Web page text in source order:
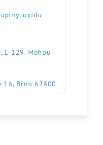
oxidu
E 129. Mohou
16, Brno 62800